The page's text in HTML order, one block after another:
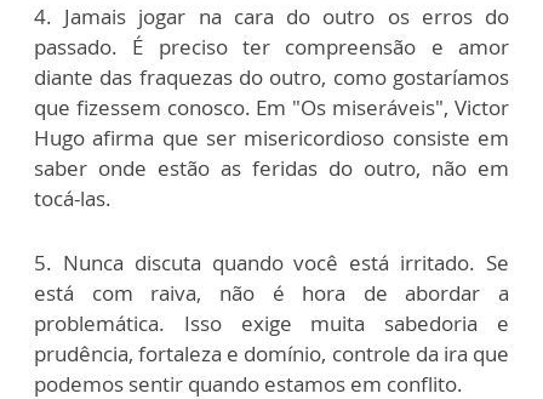
4. Jamais jogar na cara do outro os erros do
passado. É preciso ter compreensão e amor
diante das fraquezas do outro, como gostaríamos
que fizessem conosco. Em "Os miseráveis", Victor
Hugo afirma que ser misericordioso consiste em
saber onde estão as feridas do outro, não em
tocá-las.
5. Nunca discuta quando você está irritado. Se
está com raiva, não é hora de abordar a
problemática. Isso exige muita sabedoria e
prudência, fortaleza e domínio, controle da ira que
podemos sentir quando estamos em conflito.